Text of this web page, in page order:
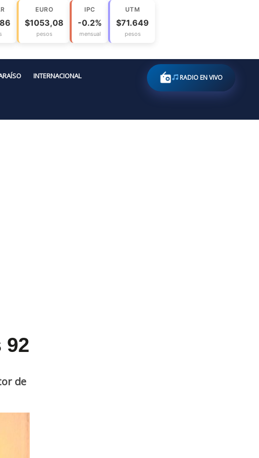
EURO
$1053,08
pesos
IPC
-0.2%
mensual
UTM
$71.649
pesos
INTERNACIONAL RADIO EN VIVO
92
de